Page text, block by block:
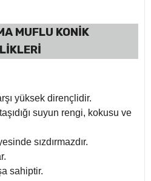
MUFLU KONİK
yüksek dirençlidir.
suyun rengi, kokusu ve
sızdırmazdır.
sahiptir.